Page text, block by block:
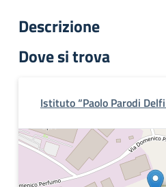
Descrizione
Dove si trova
Istituto “Paolo Parodi